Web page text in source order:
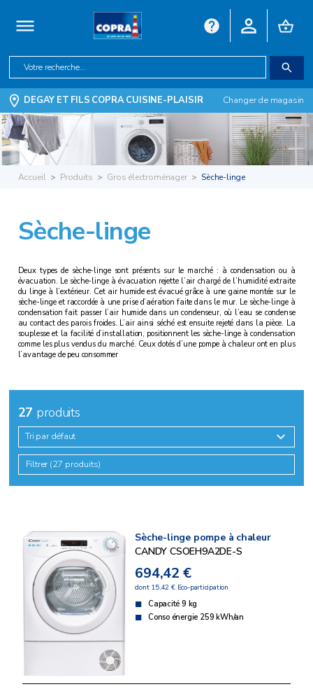
DEGAY ET FILS COPRA CUISINE-PLAISIR Changer de magasin
Accueil Produits Gros électroménager Sèche-linge
Sèche-linge
Deux types de sèche-linge sont présents sur le marché : à condensation ou à
évacuation. Le sèche-linge à évacuation rejette l’air chargé de l’humidité extraite
du linge à l’extérieur. Cet air humide est évacué grâce à une gaine montée sur le
sèche-linge et raccordée à une prise d’aération faite dans le mur. Le sèche-linge à
condensation fait passer l’air humide dans un condenseur, où l’eau se condense
au contact des parois froides. L’air ainsi séché est ensuite rejeté dans la pièce. La
souplesse et la facilité d’installation, positionnent les sèche-linge à condensation
comme les plus vendus du marché. Ceux dotés d’une pompe à chaleur ont en plus
l’avantage de peu consommer
27 produits
Tri par défaut
Filtrer (27 produits)
Sèche-linge pompe à chaleur
CANDY CSOEH9A2DE-S
694,42 €
dont 15,42 € Eco-participation
Capacité 9 kg
Conso énergie 259 kWh/an